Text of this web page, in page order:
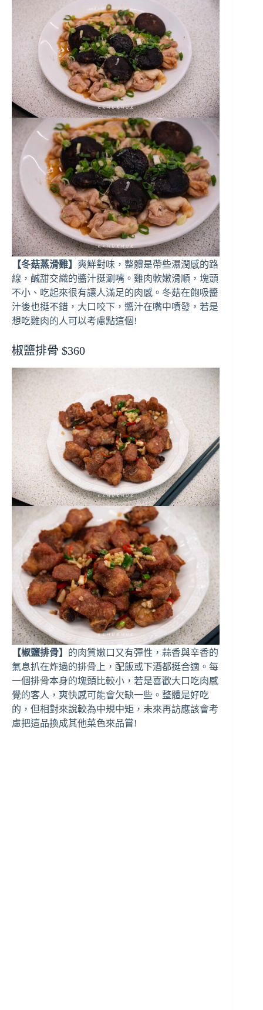
【冬菇蒸滑雞】 爽鮮對味，整體是帶些濕潤感的路
線，鹹甜交織的醬汁挺涮嘴。雞肉軟嫩滑順，塊頭
不小、吃起來很有讓人滿足的肉感。冬菇在飽吸醬
汁後也挺不錯，大口咬下，醬汁在嘴中噴發，若是
想吃雞肉的人可以考慮點這個!
椒鹽排骨 $360
【椒鹽排骨】 的肉質嫩口又有彈性，蒜香與辛香的
氣息扒在炸過的排骨上，配飯或下酒都挺合適。每
一個排骨本身的塊頭比較小，若是喜歡大口吃肉感
覺的客人，爽快感可能會欠缺一些。整體是好吃
的，但相對來說較為中規中矩，未來再訪應該會考
慮把這品換成其他菜色來品嘗!